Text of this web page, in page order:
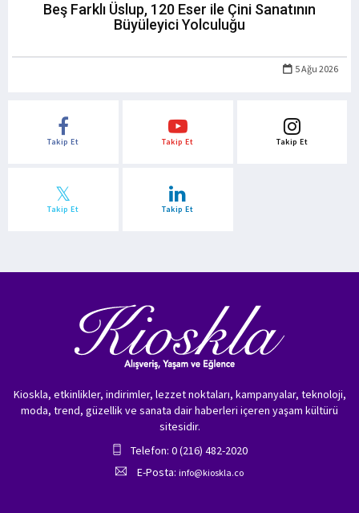
Beş Farklı Üslup, 120 Eser ile Çini Sanatının
Büyüleyici Yolculuğu
5 Ağu 2026
Takip Et Takip Et Takip Et
Takip Et Takip Et
Kioskla, etkinlikler, indirimler, lezzet noktaları, kampanyalar, teknoloji,
moda, trend, güzellik ve sanata dair haberleri içeren yaşam kültürü
sitesidir.
Telefon: 0 (216) 482-2020
E-Posta: info@kioskla.co